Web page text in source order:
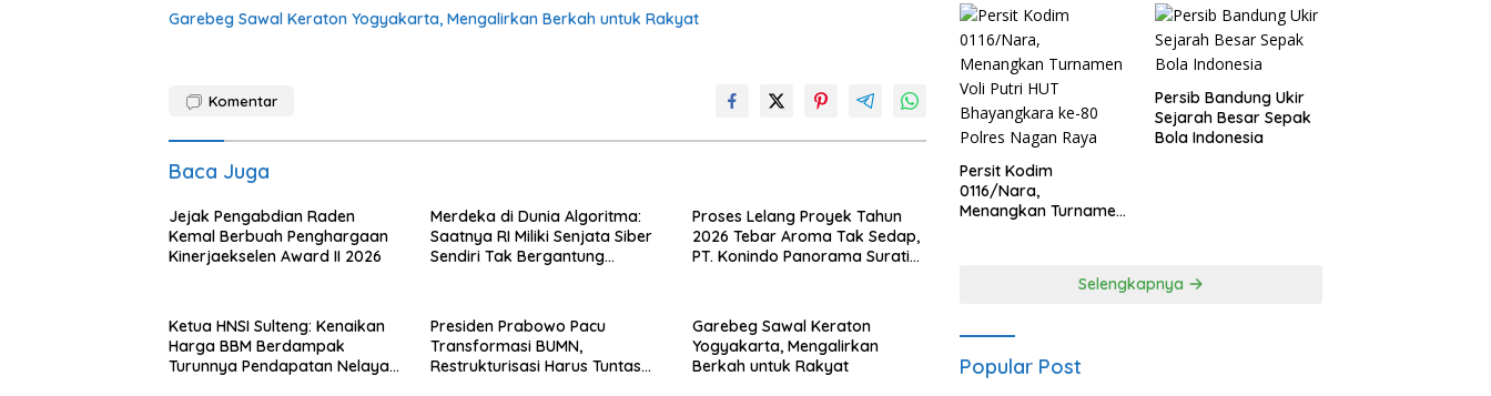
Garebeg Sawal Keraton Yogyakarta, Mengalirkan Berkah untuk Rakyat
Komentar
Baca Juga
Jejak Pengabdian Raden
Kemal Berbuah Penghargaan
Kinerjaekselen Award II 2026
Merdeka di Dunia Algoritma:
Saatnya RI Miliki Senjata Siber
Sendiri Tak Bergantung
Proses Lelang Proyek Tahun
2026 Tebar Aroma Tak Sedap,
PT. Konindo Panorama Surati
Ketua HNSI Sulteng: Kenaikan
Harga BBM Berdampak
Turunnya Pendapatan Nelayan
Presiden Prabowo Pacu
Transformasi BUMN,
Restrukturisasi Harus Tuntas
Garebeg Sawal Keraton
Yogyakarta, Mengalirkan
Berkah untuk Rakyat
Persit Kodim
0116/Nara,
Menangkan Turnamen
Persib Bandung Ukir
Sejarah Besar Sepak
Bola Indonesia
Selengkapnya
Popular Post